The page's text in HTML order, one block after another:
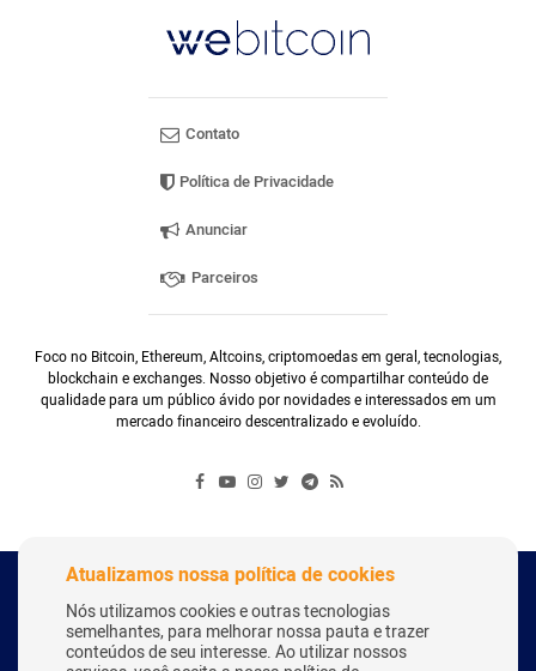
Contato
Política de Privacidade
Anunciar
Parceiros
Foco no Bitcoin, Ethereum, Altcoins, criptomoedas em geral, tecnologias,
blockchain e exchanges. Nosso objetivo é compartilhar conteúdo de
qualidade para um público ávido por novidades e interessados em um
mercado financeiro descentralizado e evoluído.
Copyright Webitcoin 2018 - Todos os Direitos Reservados
Atualizamos nossa política de cookies
Nós utilizamos cookies e outras tecnologias
semelhantes, para melhorar nossa pauta e trazer
conteúdos de seu interesse. Ao utilizar nossos